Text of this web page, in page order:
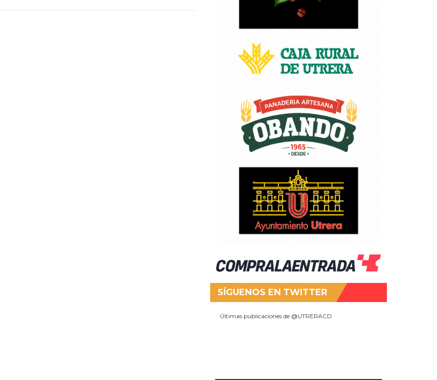
SÍGUENOS EN TWITTER
Últimas publicaciones de @UTRERACD